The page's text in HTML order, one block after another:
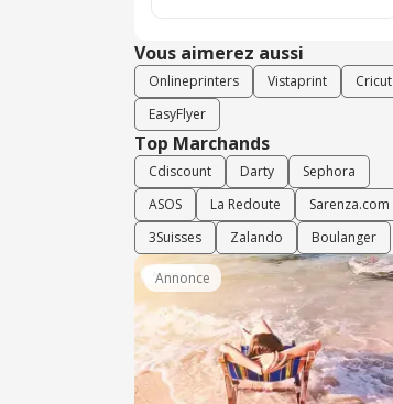
Vous aimerez aussi
Onlineprinters Vistaprint
Cricut
EasyFlyer
Top Marchands
Cdiscount Darty
Sephora
ASOS
La Redoute
Sarenza.com
3Suisses
Zalando Boulanger
Annonce